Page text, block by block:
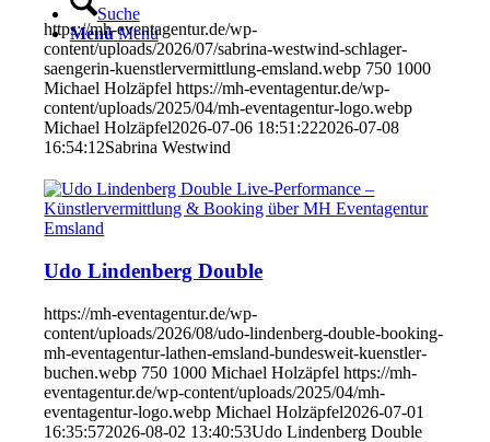
Suche
Menü Menü
https://mh-eventagentur.de/wp-
content/uploads/2026/07/sabrina-westwind-schlager-
saengerin-kuenstlervermittlung-emsland.webp 750 1000
Michael Holzäpfel https://mh-eventagentur.de/wp-
content/uploads/2025/04/mh-eventagentur-logo.webp
Michael Holzäpfel2026-07-06 18:51:222026-07-08
16:54:12Sabrina Westwind
Udo Lindenberg Double
https://mh-eventagentur.de/wp-
content/uploads/2026/08/udo-lindenberg-double-booking-
mh-eventagentur-lathen-emsland-bundesweit-kuenstler-
buchen.webp 750 1000 Michael Holzäpfel https://mh-
eventagentur.de/wp-content/uploads/2025/04/mh-
eventagentur-logo.webp Michael Holzäpfel2026-07-01
16:35:572026-08-02 13:40:53Udo Lindenberg Double